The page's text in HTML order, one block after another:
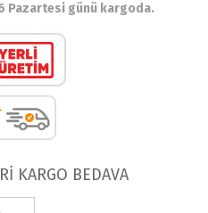
Pazartesi günü kargoda.
KARGO BEDAVA